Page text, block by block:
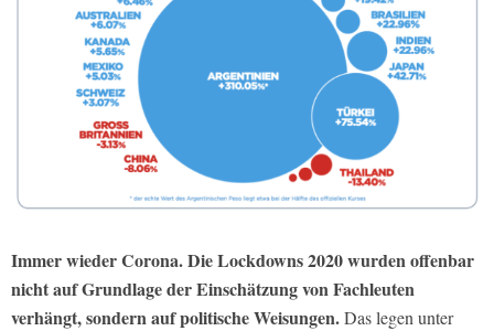
Immer wieder Corona. Die Lockdowns 2020 wurden offenbar
nicht auf Grundlage der Einschätzung von Fachleuten
verhängt, sondern auf politische Weisungen.Das legen unter